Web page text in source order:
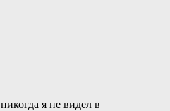
я не видел в